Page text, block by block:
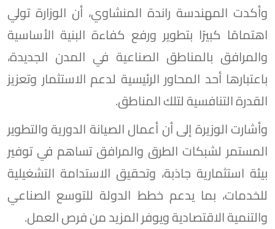
وأكدت المهندسة راندة المنشاوي، أن الوزارة تولي
اهتمامًا كبيرًا بتطوير ورفع كفاءة البنية الأساسية
والمرافق بالمناطق الصناعية في المدن الجديدة،
باعتبارها أحد المحاور الرئيسية لدعم الاستثمار وتعزيز
القدرة التنافسية لتلك المناطق.
وأشارت الوزيرة إلى أن أعمال الصيانة الدورية والتطوير
المستمر لشبكات الطرق والمرافق تساهم في توفير
بيئة استثمارية جاذبة، وتحقيق الاستدامة التشغيلية
للخدمات، بما يدعم خطط الدولة للتوسع الصناعي
والتنمية الاقتصادية ويوفر المزيد من فرص العمل.